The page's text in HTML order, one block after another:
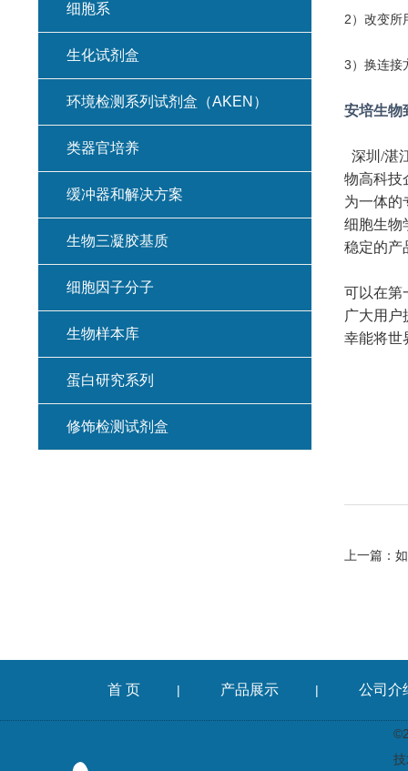
2）改变所
3）换连接
安培生物
深圳/湛
物高科技
为一体的
细胞生物
稳定的产
可以在第
广大用户
幸能将世
上一篇：
细胞系
生化试剂盒
环境检测系列试剂盒（AKEN）
类器官培养
缓冲器和解决方案
生物三凝胶基质
细胞因子分子
生物样本库
蛋白研究系列
修饰检测试剂盒
首 页 | 产品展示 | 公司介